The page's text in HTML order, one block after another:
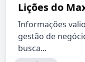
Lições do
Informações
gestão de
busca...